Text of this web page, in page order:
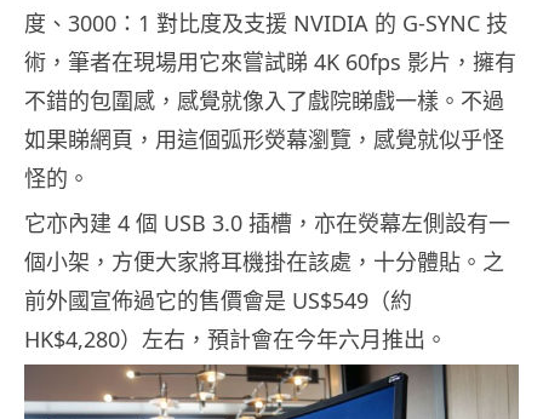
度、3000：1 對比度及支援 NVIDIA 的 G-SYNC 技
術，筆者在現場用它來嘗試睇 4K 60fps 影片，擁有
不錯的包圍感，感覺就像入了戲院睇戲一樣。不過
如果睇網頁，用這個弧形熒幕瀏覽，感覺就似乎怪
怪的。
它亦內建 4 個 USB 3.0 插槽，亦在熒幕左側設有一
個小架，方便大家將耳機掛在該處，十分體貼。之
前外國宣佈過它的售價會是 US$549（約
HK$4,280）左右，預計會在今年六月推出。